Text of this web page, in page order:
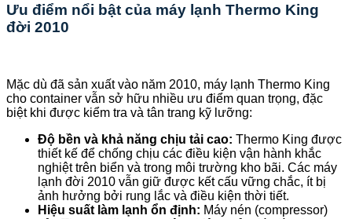
Ưu điểm nổi bật của máy lạnh Thermo King
đời 2010
Mặc dù đã sản xuất vào năm 2010, máy lạnh Thermo King
cho container vẫn sở hữu nhiều ưu điểm quan trọng, đặc
biệt khi được kiểm tra và tân trang kỹ lưỡng:
Độ bền và khả năng chịu tải cao: Thermo King được
thiết kế để chống chịu các điều kiện vận hành khắc
nghiệt trên biển và trong môi trường kho bãi. Các máy
lạnh đời 2010 vẫn giữ được kết cấu vững chắc, ít bị
ảnh hưởng bởi rung lắc và điều kiện thời tiết.
Hiệu suất làm lạnh ổn định: Máy nén (compressor)